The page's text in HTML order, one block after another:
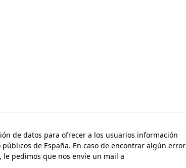
de datos para ofrecer a los usuarios información
de España. En caso de encontrar algún error
pedimos que nos envíe un mail a